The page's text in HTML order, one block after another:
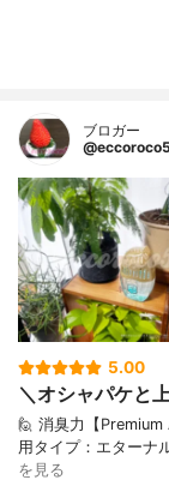
ブロガー
@eccoroco5
5.00
＼オシャパケと
🙋 消臭力【
用タイプ：エターナ
を見る